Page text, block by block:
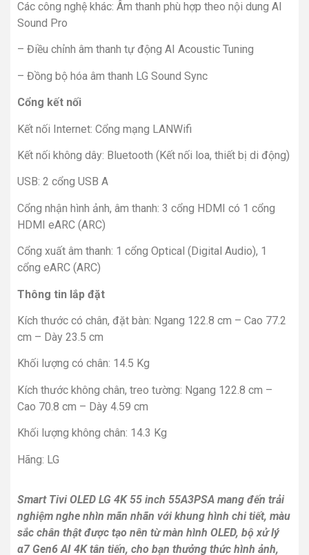
Các công nghệ khác: Âm thanh phù hợp theo nội dung AI
Sound Pro
– Điều chỉnh âm thanh tự động AI Acoustic Tuning
– Đồng bộ hóa âm thanh LG Sound Sync
Cổng kết nối
Kết nối Internet: Cổng mạng LANWifi
Kết nối không dây: Bluetooth (Kết nối loa, thiết bị di động)
USB: 2 cổng USB A
Cổng nhận hình ảnh, âm thanh: 3 cổng HDMI có 1 cổng
HDMI eARC (ARC)
Cổng xuất âm thanh: 1 cổng Optical (Digital Audio), 1
cổng eARC (ARC)
Thông tin lắp đặt
Kích thước có chân, đặt bàn: Ngang 122.8 cm – Cao 77.2
cm – Dày 23.5 cm
Khối lượng có chân: 14.5 Kg
Kích thước không chân, treo tường: Ngang 122.8 cm –
Cao 70.8 cm – Dày 4.59 cm
Khối lượng không chân: 14.3 Kg
Hãng: LG
Smart Tivi OLED LG 4K 55 inch 55A3PSA mang đến trải
nghiệm nghe nhìn mãn nhãn với khung hình chi tiết, màu
sắc chân thật được tạo nên từ màn hình OLED, bộ xử lý
α7 Gen6 AI 4K tân tiến, cho bạn thưởng thức hình ảnh,